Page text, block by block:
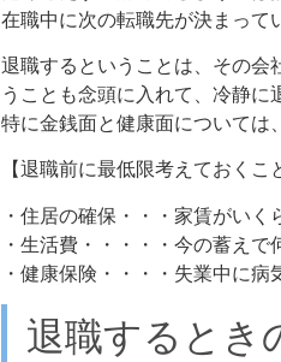
在職中に次の転職先が決まって
退職するということは、その会
うことも念頭に入れて、冷静に
特に金銭面と健康面については
【退職前に最低限考えておくこ
・住居の確保・・・家賃がいく
・生活費・・・・・今の蓄えで
・健康保険・・・・失業中に病
退職するとき